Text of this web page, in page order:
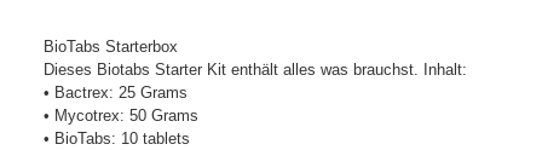
BioTabs Starterbox
Dieses Biotabs Starter Kit enthält alles was brauchst. Inhalt:
• Bactrex: 25 Grams
• Mycotrex: 50 Grams
• BioTabs: 10 tablets